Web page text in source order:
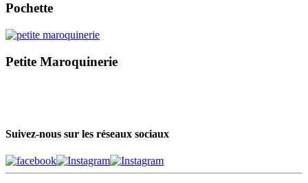
Pochette
Petite Maroquinerie
Suivez-nous sur les réseaux sociaux